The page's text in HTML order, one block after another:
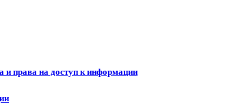
и права на доступ к информации